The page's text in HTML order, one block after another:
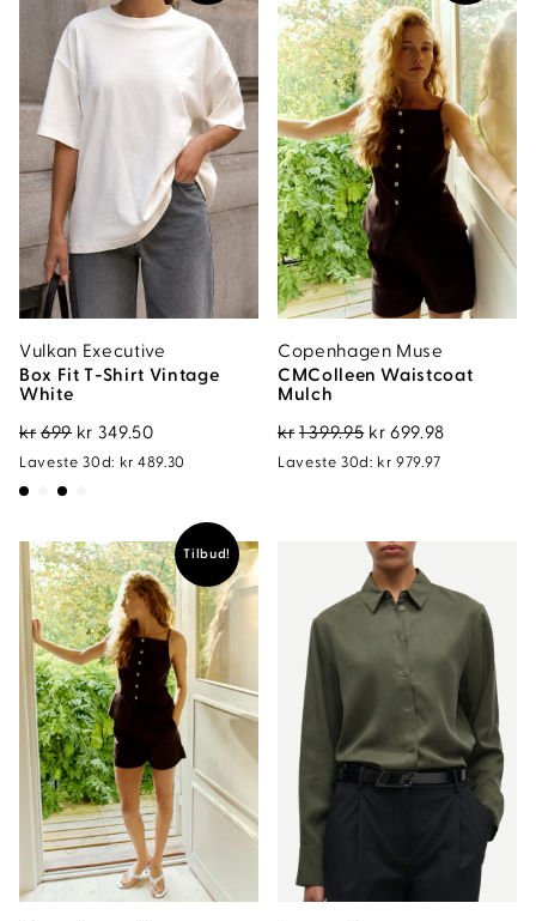
Vulkan Executive
Box Fit T-Shirt Vintage
White
kr699 Opprinnelig
pris
kr 349.50Nåværende
pris
kr349.50.
Laveste 30d: kr 489.30
Copenhagen Muse
CMColleen Waistcoat
Mulch
kr1 399.95 Opprinnelig
pris
399.95.
kr 699.98
Laveste 30d: kr 979.97
Tilbud!